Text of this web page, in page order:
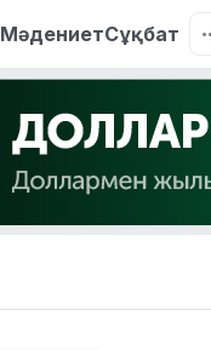
МәдениетСұқбат